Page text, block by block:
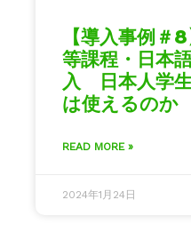
【導入事例＃
等課程・日本
入 日本人学
は使えるのか
READ MORE »
2024年1月24日